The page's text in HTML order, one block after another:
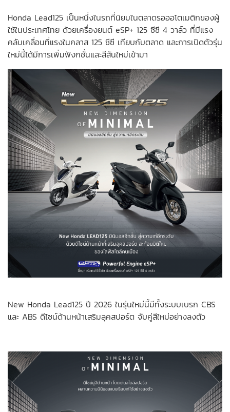
Honda Lead125 เป็นหนึ่งในรถที่นิยมในตลาดรอออโตเมติกของผู้
ใช้ในประเทศไทย ด้วยเครื่องยนต์ eSP+ 125 ซีซี 4 วาล์ว ที่มีแรง
คลับเคลื่อนที่แรงในคลาส 125 ซีซี เทียบกับตลาด และการเปิดตัวรุ่น
ใหม่นี้ได้มีการเพิ่มฟังกชั่นและสีสันใหม่เข้ามา
New Honda Lead125 ปี 2026 ในรุ่นใหม่นี้มีทั้งระบบเบรก CBS
และ ABS ดีไซน์ด้านหน้าเสริมลุคสปอร์ต จับคู่สีใหม่อย่างลงตัว